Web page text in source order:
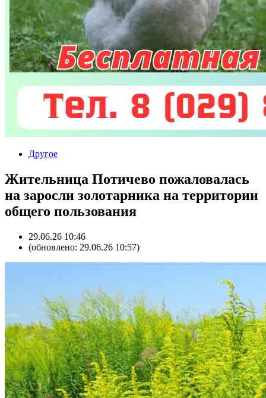
Другое
Жительница Потичево пожаловалась
на заросли золотарника на территории
общего пользования
29.06.26 10:46
(обновлено: 29.06.26 10:57)